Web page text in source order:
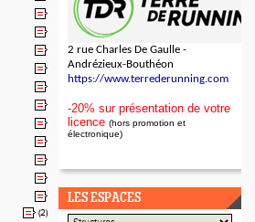
(2)
2 rue Charles De Gaulle -
Andrézieux-Bouthéon
https://www.terrederunning.com
-20% sur présentation de votre
licence (hors promotion et
électronique)
LES ESPACES